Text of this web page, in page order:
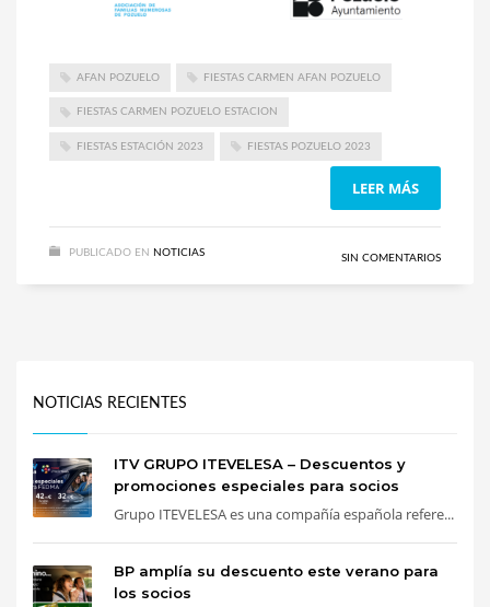
AFAN POZUELO FIESTAS CARMEN AFAN POZUELO
FIESTAS CARMEN POZUELO ESTACION
FIESTAS ESTACIÓN 2023 FIESTAS POZUELO 2023
LEER MÁS
PUBLICADO EN NOTICIAS SIN COMENTARIOS
NOTICIAS RECIENTES
ITV GRUPO ITEVELESA – Descuentos y
promociones especiales para socios
Grupo ITEVELESA es una compañía española refere...
BP amplía su descuento este verano para
los socios